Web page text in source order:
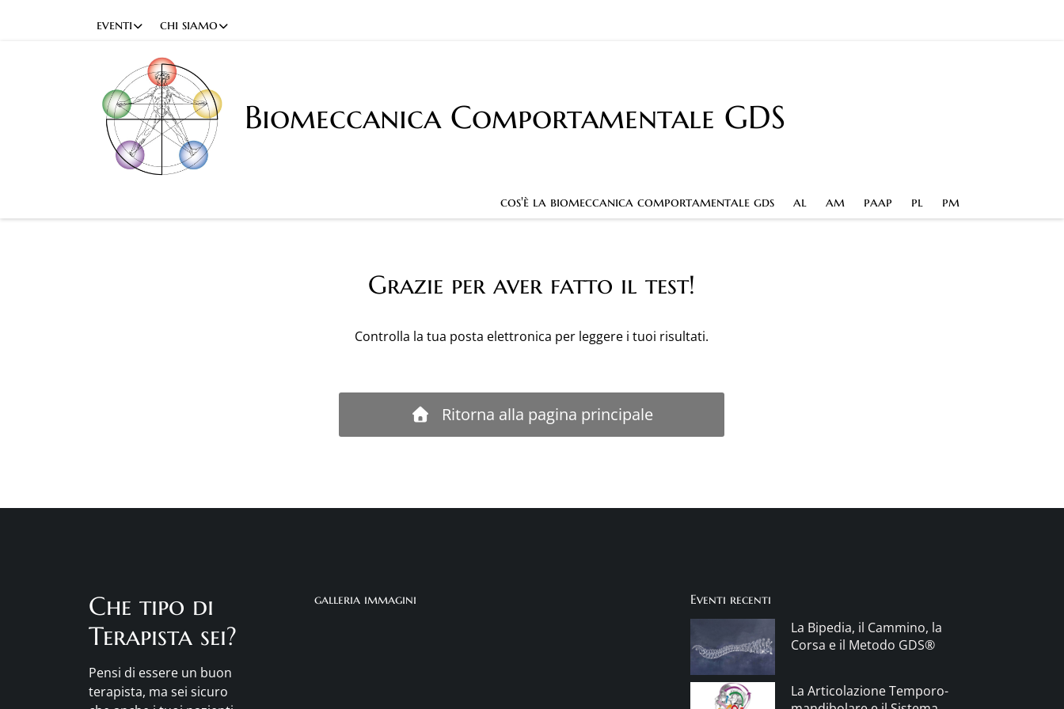
eventi chi siamo
Biomeccanica Comportamentale GDS
cos'è la biomeccanica comportamentale gds al am paap pl pm
Grazie per aver fatto il test!
Controlla la tua posta elettronica per leggere i tuoi risultati.
Ritorna alla pagina principale
Che tipo di
Terapista sei?
Pensi di essere un buon
terapista, ma sei sicuro
galleria immagini Eventi recenti
La Bipedia, il Cammino, la
Corsa e il Metodo GDS®
La Articolazione Temporo-